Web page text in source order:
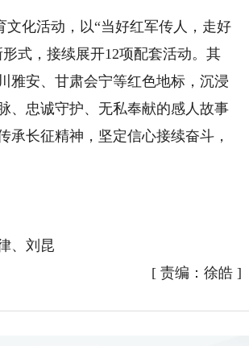
化活动，以“当好红军传人，走好
式，接续展开12项配套活动。其
雅安、甘肃会宁等红色地标，沉浸
、忠诚守护、无私奉献的感人故事
长征精神，坚定信心接续奋斗，
、刘昆
[ 责编：徐皓 ]